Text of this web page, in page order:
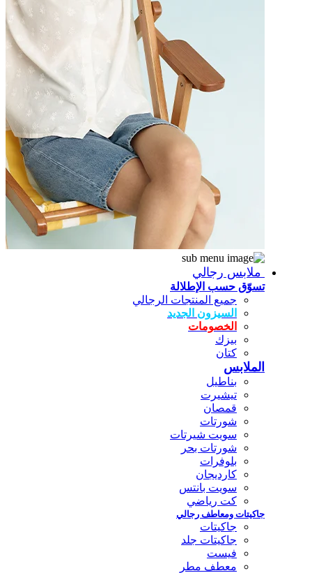
ملابس رجالي
تسوّق حسب الإطلالة
جميع المنتجات الرجالي
السيزون الجديد
الخصومات
بيزك
كتان
الملابس
بناطيل
تيشيرت
قمصان
شورتات
سويت شيرتات
شورتات بحر
بلوفرات
كارديجان
سويت بانتس
كت رياضي
جاكيتات ومعاطف رجالي
جاكيتات
جاكيتات جلد
فيست
معطف مطر